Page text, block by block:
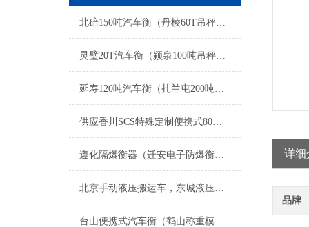
北碚150吨汽车衡（丹棱60T吊秤）荣昌30吨地磅维修
灵璧20T汽车衡（颍泉100吨吊秤）怀远汽车地磅）祁门50T地磅维修
延寿120吨汽车衡（扎兰屯200吨吊秤）通河不锈钢台称维修
供应香川SCS特殊定制便携式80吨汽车磅
遵化隔爆衡器（迁安电子防爆衡器）朝阳防爆电子地磅维修
北京手动液压搬运车，东城液压搬运秤，叉车秤
台山便携式汽车衡（鹤山称重模块）潮阳称重模块）澄海地磅维修
详细
品牌